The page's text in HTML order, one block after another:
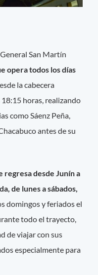
San Martín
opera todos los días
la cabecera
horas, realizando
como Sáenz Peña,
antes de su
regresa desde Junín a
de lunes a sábados,
domingos y feriados el
todo el trayecto,
de viajar con sus
especialmente para